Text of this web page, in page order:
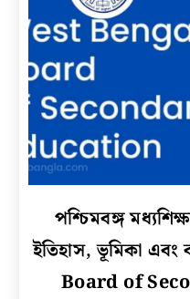
details
of
Hypothyroidism
in
Bengali
to
পশ্চিমবঙ্গ
মধ্যশিক্ষা
পশ্চিমবঙ্গ
ইতিহাস, ভূমিকা
Board of